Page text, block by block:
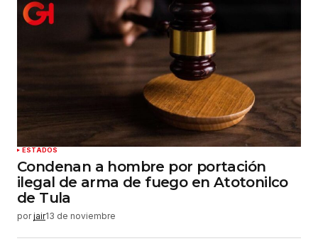
ESTADOS
Condenan a hombre por portación
ilegal de arma de fuego en Atotonilco
de Tula
por jair13 de noviembre